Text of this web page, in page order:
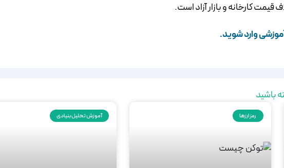
کارخانه و بازار آزاد است.
وارد شوید.
باشید
رمز ارزها آموزش تحلیل بنیادی